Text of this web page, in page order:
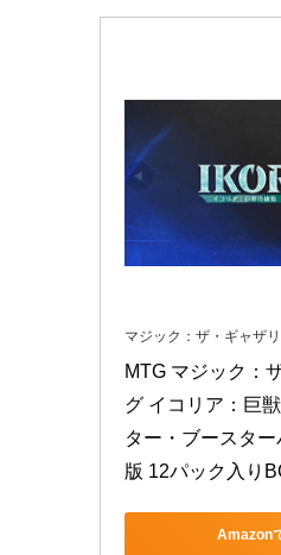
マジック：ザ・ギャザ
MTG マジック：
グ イコリア：巨
ター・ブースタ
版 12パック入り
Amazon